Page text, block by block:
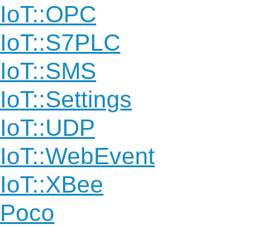
IoT::OPC
IoT::S7PLC
IoT::SMS
IoT::Settings
IoT::UDP
IoT::WebEvent
IoT::XBee
Poco